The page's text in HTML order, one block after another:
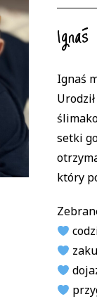
Ignaś
Ignaś
setki
który